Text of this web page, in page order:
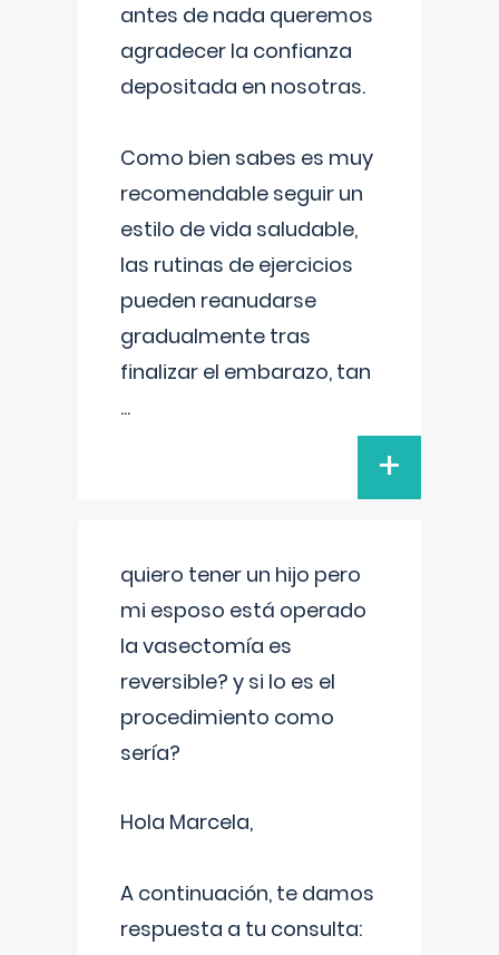
antes de nada queremos
agradecer la confianza
depositada en nosotras.
Como bien sabes es muy
recomendable seguir un
estilo de vida saludable,
las rutinas de ejercicios
pueden reanudarse
gradualmente tras
finalizar el embarazo, tan
...
+
quiero tener un hijo pero
mi esposo está operado
la vasectomía es
reversible? y si lo es el
procedimiento como
sería?
Hola Marcela,
A continuación, te damos
respuesta a tu consulta: